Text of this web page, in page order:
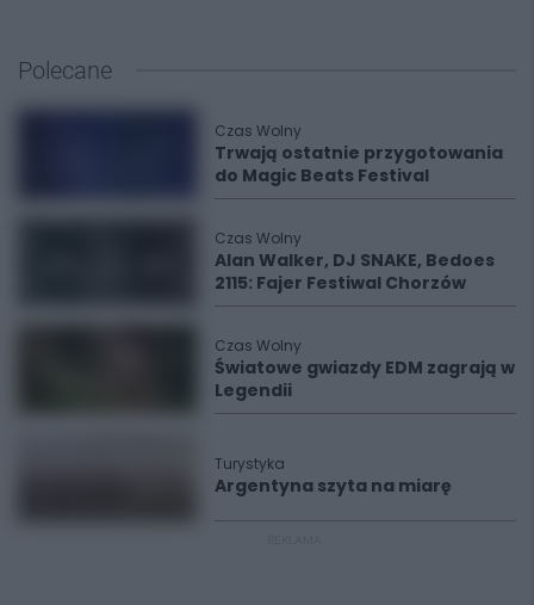
Polecane
Czas Wolny
Trwają ostatnie przygotowania
do Magic Beats Festival
Czas Wolny
Alan Walker, DJ SNAKE, Bedoes
2115: Fajer Festiwal Chorzów
Czas Wolny
Światowe gwiazdy EDM zagrają w
Legendii
Turystyka
Argentyna szyta na miarę